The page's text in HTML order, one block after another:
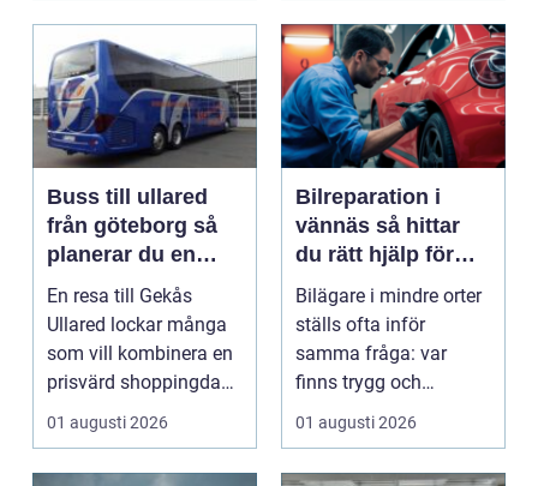
Buss till ullared
från göteborg så
planerar du en
smidig
shoppingdag
En resa till Gekås
Ullared lockar många
som vill kombinera en
prisvärd shoppingdag
med en enkel och ...
01 augusti 2026
Bilreparation i
vännäs så hittar
du rätt hjälp för
din bil
Bilägare i mindre orter
ställs ofta inför
samma fråga: var
finns trygg och
prisvärd hjälp när bilen
01 augusti 2026